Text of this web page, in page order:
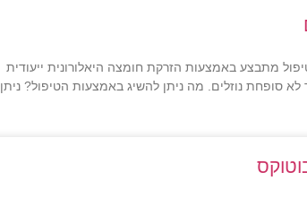
מתבצע באמצעות הזרקת חומצה היאלורונית ייעודית
לא סופחת נוזלים. מה ניתן להשיג באמצעות הטיפול? ניתן